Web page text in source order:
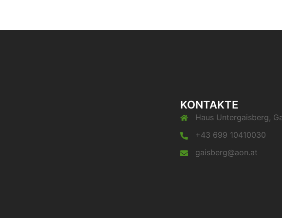
KONTAKTE
Haus Untergaisberg,
+43 699 10410030
gaisberg@aon.at